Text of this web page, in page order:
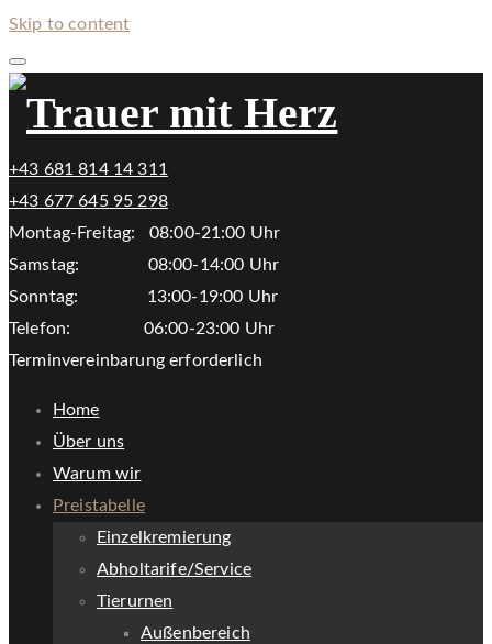
Skip to content
+43 681 814 14 311
+43 677 645 95 298
Montag-Freitag: 08:00-21:00 Uhr
Samstag: 08:00-14:00 Uhr
Sonntag: 13:00-19:00 Uhr
Telefon: 06:00-23:00 Uhr
Terminvereinbarung erforderlich
Home
Über uns
Warum wir
Preistabelle
Einzelkremierung
Abholtarife/Service
Tierurnen
Außenbereich